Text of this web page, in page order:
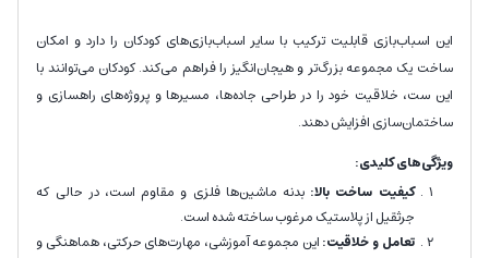
این اسباب‌بازی قابلیت ترکیب با سایر اسباب‌بازی‌های کودکان را دارد و امکان
ساخت یک مجموعه بزرگ‌تر و هیجان‌انگیز را فراهم می‌کند. کودکان می‌توانند با
این ست، خلاقیت خود را در طراحی جاده‌ها، مسیرها و پروژه‌های راهسازی و
ساختمان‌سازی افزایش دهند.
ویژگی‌های کلیدی:
کیفیت ساخت بالا: بدنه ماشین‌ها فلزی و مقاوم است، در حالی که
جرثقیل از پلاستیک مرغوب ساخته شده است.
تعامل و خلاقیت:این مجموعه آموزشی، مهارت‌های حرکتی، هماهنگی و